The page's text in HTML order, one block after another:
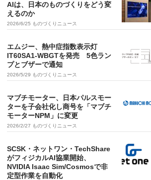
AIは、日本のものづくりをどう変
えるのか
2026/6/25 ものづくりニュース
エムジー、熱中症指数表示灯
IT60SA1-WBGTを発売 5色ラン
プとブザーで通知
2026/5/29 ものづくりニュース
マブチモーター、日本パルスモー
ターを子会社化し商号を「マブチ
モーターNPM」に変更
2026/2/27 ものづくりニュース
SCSK・ネットワン・TechShare
がフィジカルAI協業開始、
NVIDIA Isaac Sim/Cosmosで非
定型作業を自動化